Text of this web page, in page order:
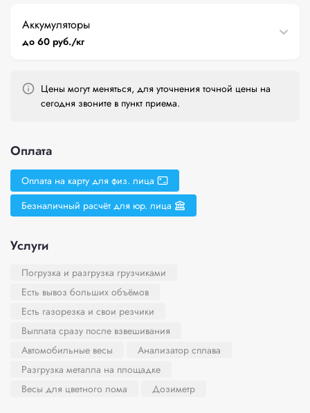
Аккумуляторы
до 60 руб./кг
Цены могут меняться, для уточнения точной цены на
сегодня звоните в пункт приема.
Оплата
Оплата на карту для физ. лица
Безналичный расчёт для юр. лица
Услуги
Погрузка и разгрузка грузчиками
Есть вывоз больших объёмов
Есть газорезка и свои резчики
Выплата сразу после взвешивания
Автомобильные весы
Анализатор сплава
Разгрузка металла на площадке
Весы для цветного лома
Дозиметр